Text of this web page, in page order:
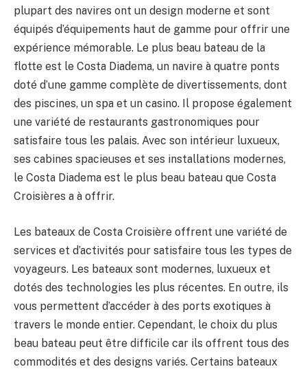
plupart des navires ont un design moderne et sont
équipés d’équipements haut de gamme pour offrir une
expérience mémorable. Le plus beau bateau de la
flotte est le Costa Diadema, un navire à quatre ponts
doté d’une gamme complète de divertissements, dont
des piscines, un spa et un casino. Il propose également
une variété de restaurants gastronomiques pour
satisfaire tous les palais. Avec son intérieur luxueux,
ses cabines spacieuses et ses installations modernes,
le Costa Diadema est le plus beau bateau que Costa
Croisières a à offrir.
Les bateaux de Costa Croisière offrent une variété de
services et d’activités pour satisfaire tous les types de
voyageurs. Les bateaux sont modernes, luxueux et
dotés des technologies les plus récentes. En outre, ils
vous permettent d’accéder à des ports exotiques à
travers le monde entier. Cependant, le choix du plus
beau bateau peut être difficile car ils offrent tous des
commodités et des designs variés. Certains bateaux